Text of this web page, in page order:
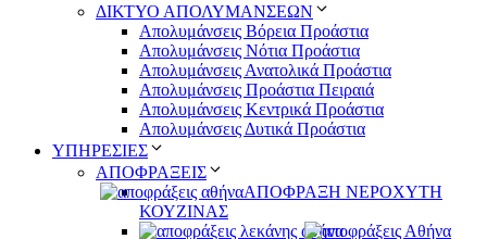
ΔΙΚΤΥΟ ΑΠΟΛΥΜΑΝΣΕΩΝ
Απολυμάνσεις Βόρεια Προάστια
Απολυμάνσεις Νότια Προάστια
Απολυμάνσεις Ανατολικά Προάστια
Απολυμάνσεις Προάστια Πειραιά
Απολυμάνσεις Κεντρικά Προάστια
Απολυμάνσεις Δυτικά Προάστια
ΥΠΗΡΕΣΙΕΣ
ΑΠΟΦΡΑΞΕΙΣ
ΑΠΟΦΡΑΞΗ ΝΕΡΟΧΥΤΗ
ΚΟΥΖΙΝΑΣ